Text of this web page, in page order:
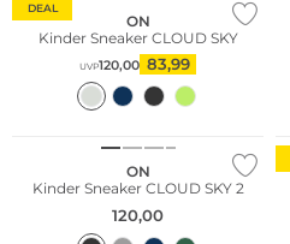
DEAL
ON
Kinder Sneaker CLOUD SKY
UVP120,00 83,99
ON
Kinder Sneaker CLOUD SKY 2
120,00